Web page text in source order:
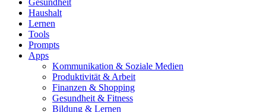
Gesundheit
Haushalt
Lernen
Tools
Prompts
Apps
Kommunikation & Soziale Medien
Produktivität & Arbeit
Finanzen & Shopping
Gesundheit & Fitness
Bildung & Lernen